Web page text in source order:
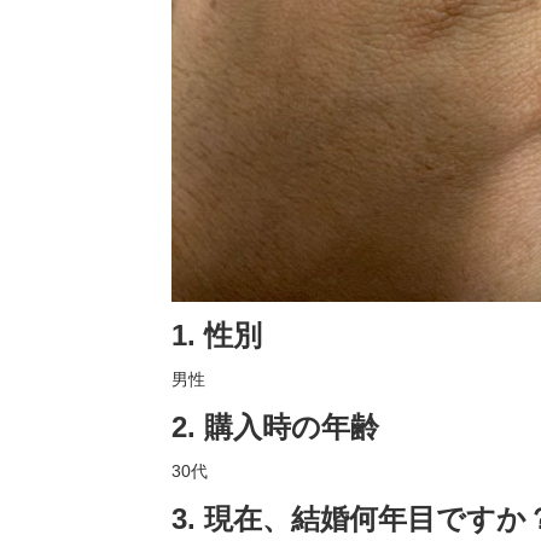
1. 性別
男性
2. 購入時の年齢
30代
3. 現在、結婚何年目ですか